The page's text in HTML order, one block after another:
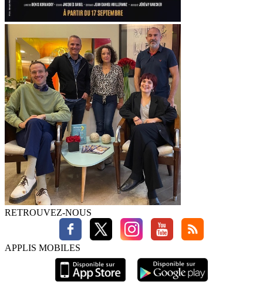
RETROUVEZ-NOUS
APPLIS MOBILES